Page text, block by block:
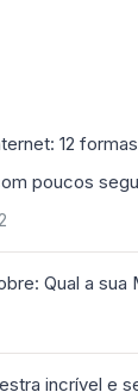
12
poucos
Qual a sua
incrível e